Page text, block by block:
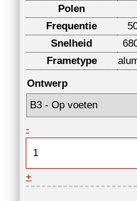
Polen
Frequentie
Snelheid
Frametype
Ontwerp
-
680
+